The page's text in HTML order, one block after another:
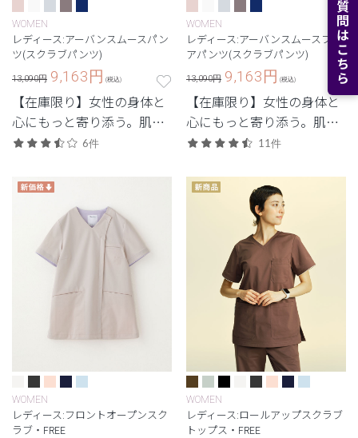
WOMEN
レディース:アーバンスムースパン
ツ(スクラブパンツ)
13,090円 9,163円 (税込)
【在庫限り】女性の身体と
心にもっと寄り添う。肌触
りにこだわった素材と柔ら
徴。
6件
WOMEN
レディース:アーバンスムースフレ
アパンツ(スクラブパンツ)
13,090円 9,163円 (税込)
【在庫限り】女性の身体と
心にもっと寄り添う。肌触
りにこだわった素材と柔ら
徴。
11件
WOMEN
レディース:フロントオープンスク
ラブ・FREE
WOMEN
レディース:ロールアップスクラブ
トップス・FREE